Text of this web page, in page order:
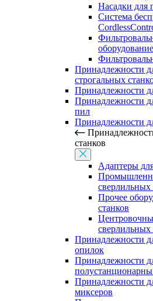
Насадки для
Система
Принадлежности
строгальных
Принадлежности
Принадлежности
пил
Принадлежности
станков
Адаптеры
сверлильных
Прочее
станков
сверлильных
Принадлежности
опилок
Принадлежности
Принадлежности
миксеров